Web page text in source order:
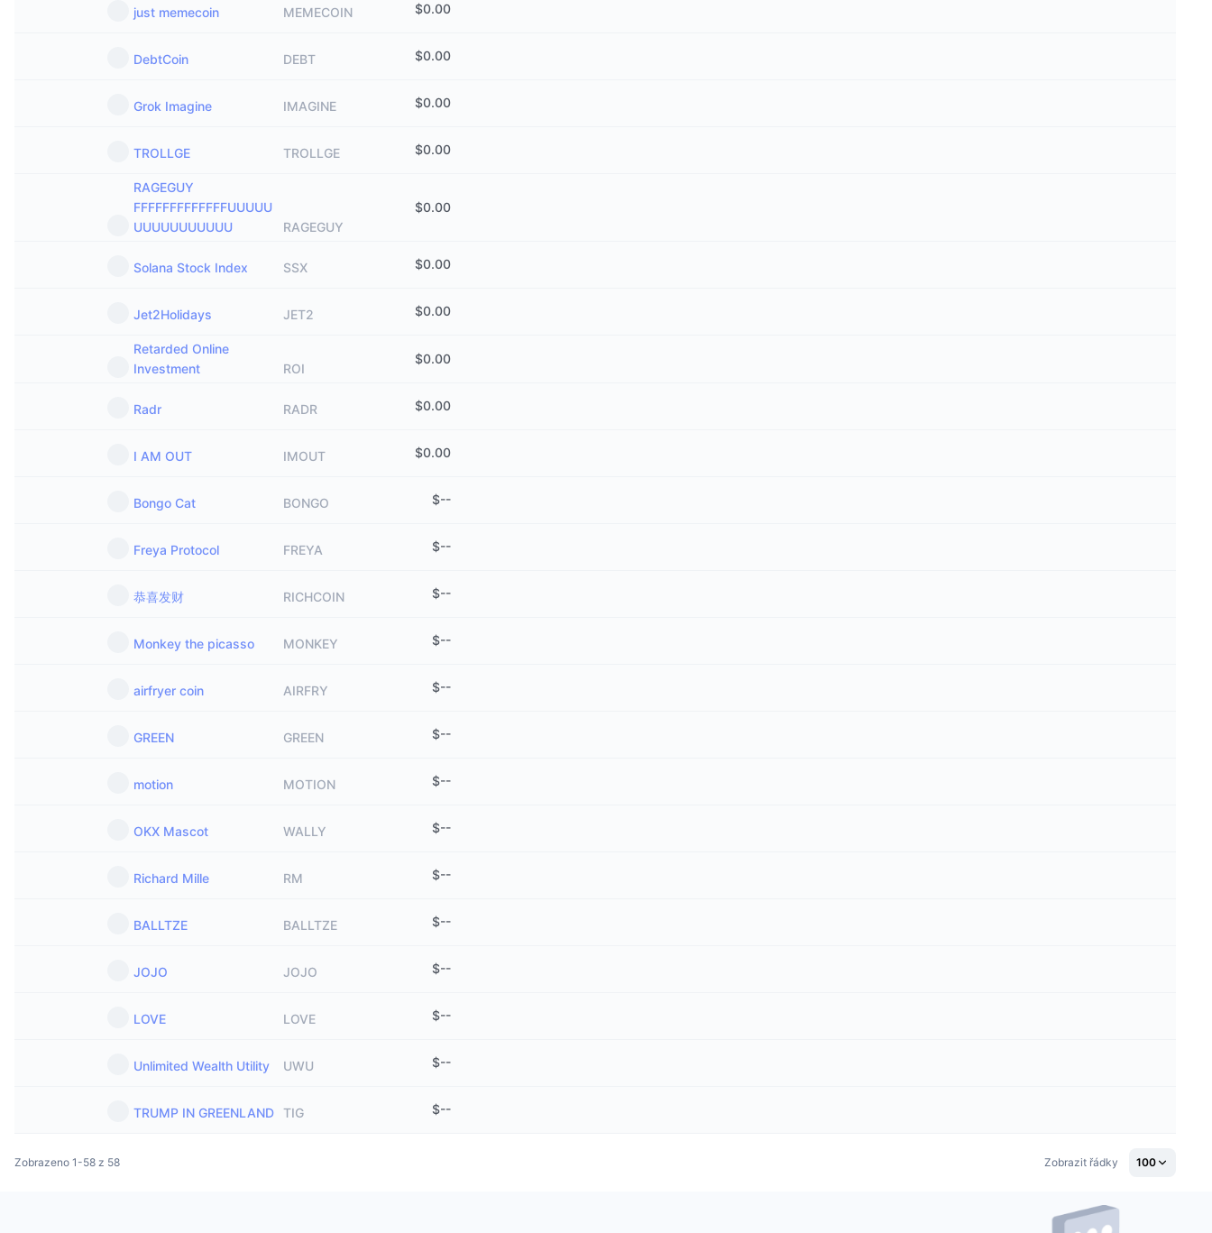
just memecoin MEMECOIN $0.00
DebtCoin DEBT $0.00
Grok Imagine IMAGINE $0.00
TROLLGE TROLLGE $0.00
RAGEGUY
FFFFFFFFFFFFFUUUUU
UUUUUUUUUUU
RAGEGUY
$0.00
Solana Stock Index SSX $0.00
Jet2Holidays JET2 $0.00
Retarded Online
Investment
ROI
$0.00
Radr RADR $0.00
I AM OUT IMOUT $0.00
Bongo Cat BONGO $--
Freya Protocol FREYA $--
恭喜发财 RICHCOIN $--
Monkey the picasso MONKEY $--
airfryer coin AIRFRY $--
GREEN GREEN $--
motion MOTION $--
OKX Mascot WALLY $--
Richard Mille RM $--
BALLTZE BALLTZE $--
JOJO JOJO $--
LOVE LOVE $--
Unlimited Wealth Utility UWU $--
TRUMP IN GREENLAND TIG $--
Zobrazeno 1-58 z 58 Zobrazit řádky 100